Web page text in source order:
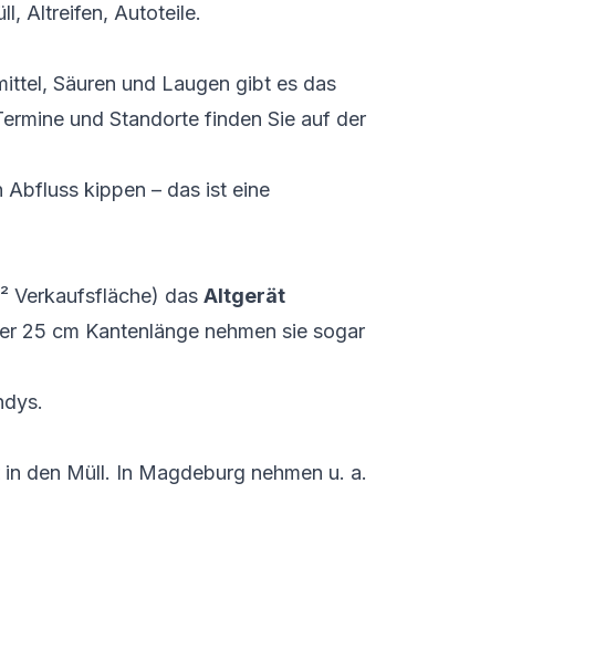
Altreifen, Autoteile.
Säuren und Laugen gibt es das
und Standorte finden Sie auf der
Abfluss kippen – das ist eine
Verkaufsfläche) das Altgerät
25 cm Kantenlänge nehmen sie sogar
den Müll. In Magdeburg nehmen u. a.